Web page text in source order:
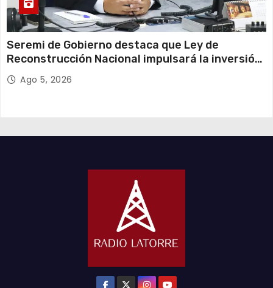
Seremi de Gobierno destaca que Ley de
Reconstrucción Nacional impulsará la inversión
y el empleo en Tarapacá
Ago 5, 2026